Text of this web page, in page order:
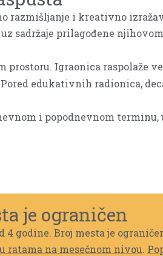
razmišljanje i kreativno
sadržaje prilagođene
prostoru. Igraonica raspolaže
Pored edukativnih radionica,
i popodnevnom terminu,
je ograničen
4 godine. Broj mesta je
ratama na mesečnom nivou.